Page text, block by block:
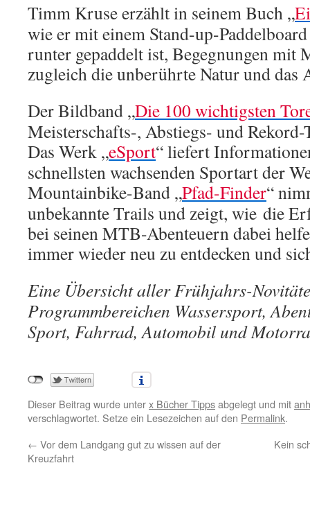
Timm Kruse erzählt in seinem Buch „
wie er mit einem Stand-up-
runter gepaddelt ist, Begegnungen mit
zugleich die unberührte Natur und das
Der Bildband „Die 100 wichtigsten
Meisterschafts-, Abstiegs- und
Das Werk „eSport“ liefert
schnellsten wachsenden Sportart der
Mountainbike-Band „Pfad-Finder“
unbekannte Trails und zeigt, wie die
bei seinen MTB-Abenteuern dabei
immer wieder neu zu entdecken und
Eine Übersicht aller Frühjahrs-
Programmbereichen Wassersport,
Sport, Fahrrad, Automobil und
Dieser Beitrag wurde unterx Bücher Tippsabgelegt und mit
verschlagwortet. Setze ein Lesezeichen auf den Permalink.
← Vor dem Landgang gut zu wissen auf der
Kreuzfahrt
Kein